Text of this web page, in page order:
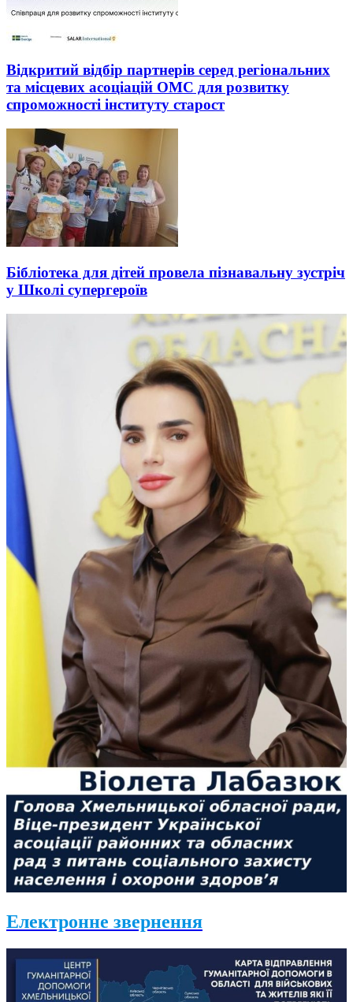
Відкритий відбір партнерів серед регіональних
та місцевих асоціацій ОМС для розвитку
спроможності інституту старост
Бібліотека для дітей провела пізнавальну зустріч
у Школі супергероїв
Електронне звернення